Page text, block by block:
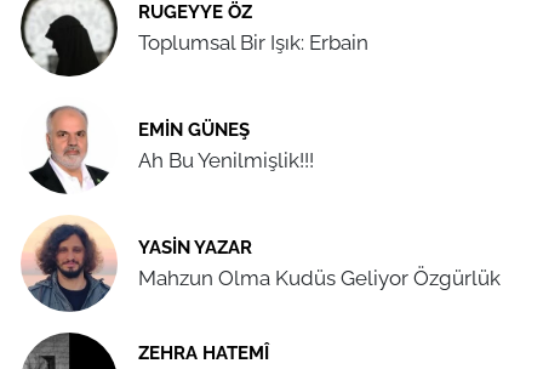
RUGEYYE ÖZ
Toplumsal Bir Işık: Erbain
EMIN GÜNEŞ
Ah Bu Yenilmişlik!!!
YASIN YAZAR
Mahzun Olma Kudüs Geliyor Özgürlük
ZEHRA HATEMÎ